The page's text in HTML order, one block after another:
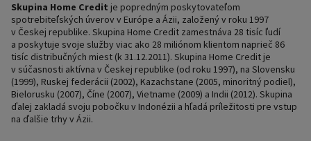
Skupina Home Credit je popredným poskytovateľom
spotrebiteľských úverov v Európe a Ázii, založený v roku 1997
v Českej republike. Skupina Home Credit zamestnáva 28 tisíc ľudí
a poskytuje svoje služby viac ako 28 miliónom klientom naprieč 86
tisíc distribučných miest (k 31.12.2011). Skupina Home Credit je
v súčasnosti aktívna v Českej republike (od roku 1997), na Slovensku
(1999), Ruskej federácii (2002), Kazachstane (2005, minoritný podiel),
Bielorusku (2007), Číne (2007), Vietname (2009) a Indii (2012). Skupina
ďalej zakladá svoju pobočku v Indonézii a hľadá príležitosti pre vstup
na ďalšie trhy v Ázii.